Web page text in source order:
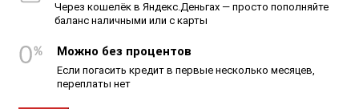
Через кошелёк в Яндекс.Деньгах — просто пополняйте
баланс наличными или с карты
Можно без процентов
Если погасить кредит в первые несколько месяцев,
переплаты нет